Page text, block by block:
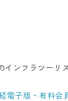
インフラツーリ
電子版・有料会